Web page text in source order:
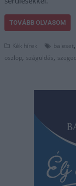
TOVÁBB OLVASOM
Kék hírek baleset,
oszlop, száguldás, szeged